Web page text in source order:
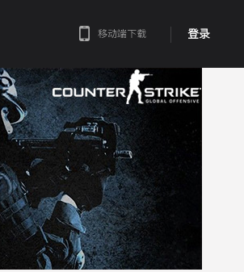
登录
移动端下载